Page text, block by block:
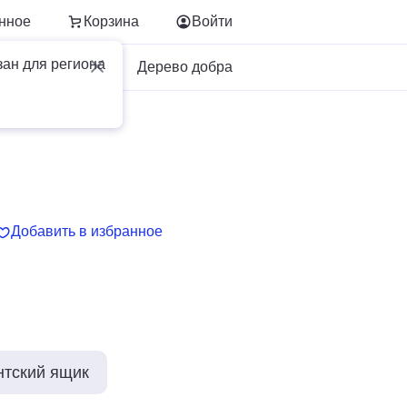
Корзина
для региона
Войти
Для бизнеса Дерево добра
Добавить в избранное
ящик